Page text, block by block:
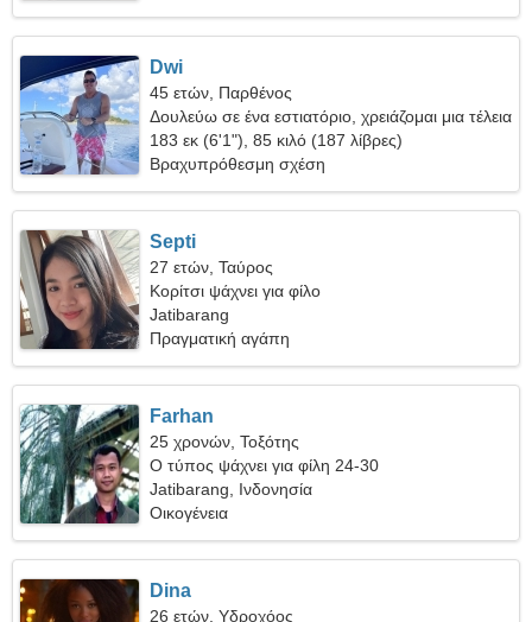
Dwi
45 ετών, Παρθένος
Δουλεύω σε ένα εστιατόριο, χρειάζομαι μια τέλεια
γυναίκα
183 εκ (6'1"), 85 κιλό (187 λίβρες)
Βραχυπρόθεσμη σχέση
Septi
27 ετών, Ταύρος
Κορίτσι ψάχνει για φίλο
Jatibarang
Πραγματική αγάπη
Farhan
25 χρονών, Τοξότης
Ο τύπος ψάχνει για φίλη 24-30
Jatibarang, Ινδονησία
Οικογένεια
Dina
26 ετών, Υδροχόος